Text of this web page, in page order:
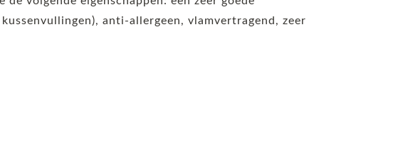
anti-allergeen, vlamvertragend, zeer